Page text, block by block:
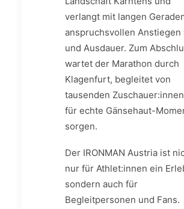
verlangt mit langen
anspruchsvollen Anstiegen
und Ausdauer. Zum
wartet der Marathon durch
Klagenfurt, begleitet von
tausenden
für echte Gänsehaut-
sorgen.
Der IRONMAN Austria ist
nur für Athlet:innen ein
sondern auch für
Begleitpersonen und Fans.